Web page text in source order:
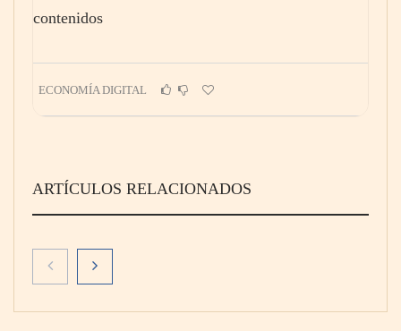
contenidos
ECONOMÍA DIGITAL
ARTÍCULOS RELACIONADOS